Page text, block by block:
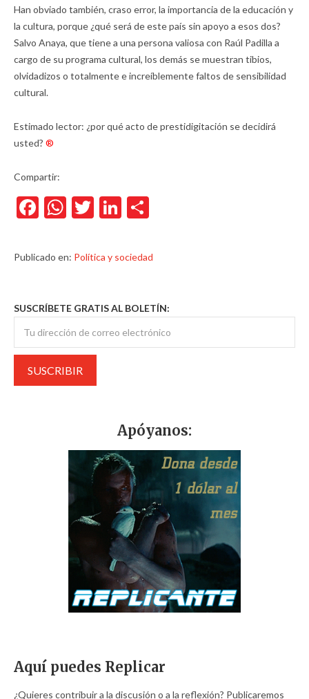
Han obviado también, craso error, la importancia de la educación y
la cultura, porque ¿qué será de este país sin apoyo a esos dos?
Salvo Anaya, que tiene a una persona valiosa con Raúl Padilla a
cargo de su programa cultural, los demás se muestran tibios,
olvidadizos o totalmente e increíblemente faltos de sensibilidad
cultural.
Estimado lector: ¿por qué acto de prestidigitación se decidirá
usted? ®
Compartir:
Facebook
WhatsApp
TwitterLinkedIn
Publicado en: Política y sociedad
SUSCRÍBETE GRATIS AL BOLETÍN:
Apóyanos:
Aquí puedes Replicar
¿Quieres contribuir a la discusión o a la reflexión? Publicaremos